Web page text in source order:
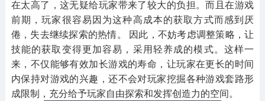
在太高了，这无疑给玩家带来了较大的负担。而且在游戏
前期，玩家很容易因为这种高成本的获取方式而感到厌
倦，失去继续探索的热情。 因此，不妨考虑调整策略，让
技能的获取变得更加容易，采用轻养成的模式。这样一
来，不仅能够有效加长游戏的寿命，让玩家在更长的时间
内保持对游戏的兴趣，还不会对玩家挖掘各种游戏套路形
成限制，充分给予玩家自由探索和发挥创造力的空间。